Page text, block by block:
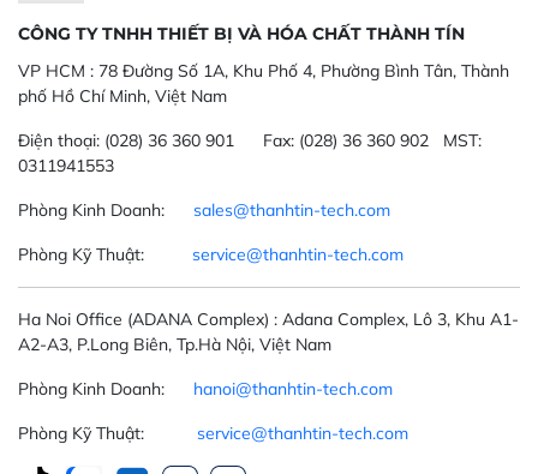
CÔNG TY TNHH THIẾT BỊ VÀ HÓA CHẤT THÀNH TÍN
VP HCM : 78 Đường Số 1A, Khu Phố 4, Phường Bình Tân, Thành
phố Hồ Chí Minh, Việt Nam
Điện thoại: (028) 36 360 901 Fax: (028) 36 360 902 MST:
0311941553
Phòng Kinh Doanh: sales@thanhtin-tech.com
Phòng Kỹ Thuật: service@thanhtin-tech.com
Ha Noi Office (ADANA Complex) : Adana Complex, Lô 3, Khu A1-
A2-A3, P.Long Biên, Tp.Hà Nội, Việt Nam
Phòng Kinh Doanh: hanoi@thanhtin-tech.com
Phòng Kỹ Thuật: service@thanhtin-tech.com